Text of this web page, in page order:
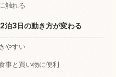
触れる
泊3日の動き方が変わる
やすい
事と買い物に便利